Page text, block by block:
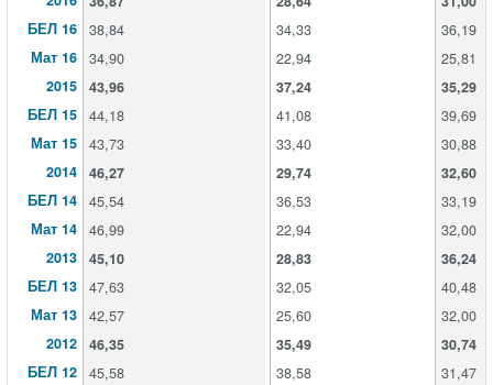
БЕЛ 16
Мат 16
2015
БЕЛ 15
Мат 15
2014
БЕЛ 14
Мат 14
2013
БЕЛ 13
Мат 13
2012
БЕЛ 12
38,84
34,90
43,96
44,18
43,73
46,27
45,54
46,99
45,10
47,63
42,57
46,35
45,58
34,33
22,94
37,24
41,08
33,40
29,74
36,53
22,94
28,83
32,05
25,60
35,49
38,58
36,19
25,81
35,29
39,69
30,88
32,60
33,19
32,00
36,24
40,48
32,00
30,74
31,47